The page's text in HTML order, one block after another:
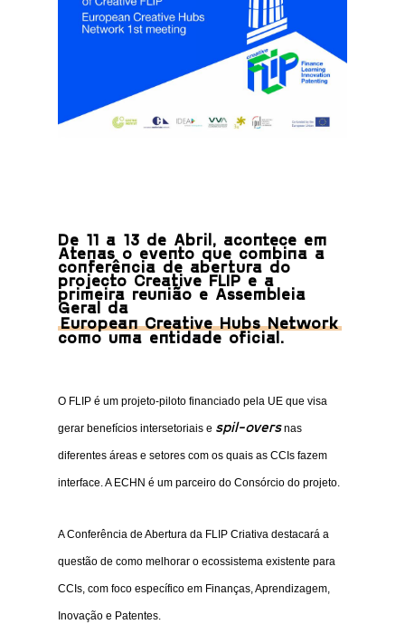
De 11 a 13 de Abril, acontece em
Atenas o evento que combina a
conferência de abertura do
projecto Creative FLIP e a
primeira reunião e Assembleia
Geral da
European Creative Hubs Network
como uma entidade oficial.
O FLIP é um projeto-piloto financiado pela UE que visa
gerar benefícios intersetoriais e spil-oversnas
diferentes áreas e setores com os quais as CCIs fazem
interface. A ECHN é um parceiro do Consórcio do projeto.
A Conferência de Abertura da FLIP Criativa destacará a
questão de como melhorar o ecossistema existente para
CCIs, com foco específico em Finanças, Aprendizagem,
Inovação e Patentes.